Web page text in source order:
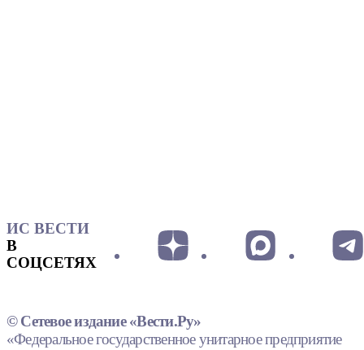
ИС ВЕСТИ
В
СОЦСЕТЯХ
© Сетевое издание «Вести.Ру»
«Федеральное государственное унитарное предприятие